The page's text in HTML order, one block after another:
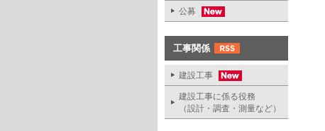
公募
工事関係
建設工事
建設工事に係る役務
（設計・調査・測量など）